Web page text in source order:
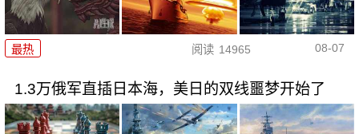
最热 阅读 14965 08-07
1.3万俄军直插日本海，美日的双线噩梦开始了